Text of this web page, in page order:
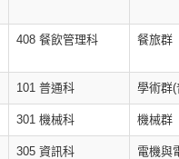
408 餐飲管理科 餐旅群
101 普通科 學術群
301 機械科 機械群
305 資訊科 電機與